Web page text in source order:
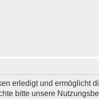
erledigt und ermöglicht
bitte unsere